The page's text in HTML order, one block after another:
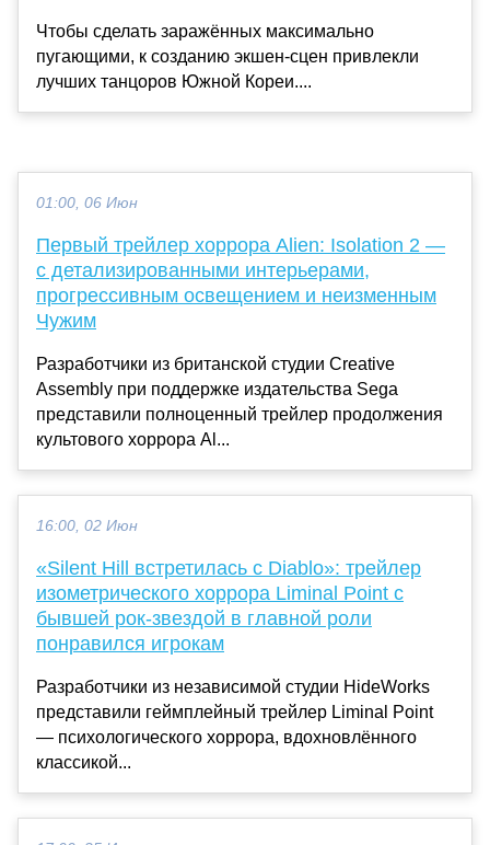
Чтобы сделать заражённых максимально
пугающими, к созданию экшен-сцен привлекли
лучших танцоров Южной Кореи....
01:00, 06 Июн
Первый трейлер хоррора Alien: Isolation 2 —
с детализированными интерьерами,
прогрессивным освещением и неизменным
Чужим
Разработчики из британской студии Creative
Assembly при поддержке издательства Sega
представили полноценный трейлер продолжения
культового хоррора Al...
16:00, 02 Июн
«Silent Hill встретилась с Diablo»: трейлер
изометрического хоррора Liminal Point с
бывшей рок-звездой в главной роли
понравился игрокам
Разработчики из независимой студии HideWorks
представили геймплейный трейлер Liminal Point
— психологического хоррора, вдохновлённого
классикой...